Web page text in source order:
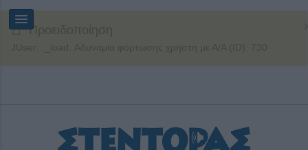
Προειδοποίηση
JUser: :_load: Αδυναμία φόρτωσης χρήστη με Α/Α (ID): 730